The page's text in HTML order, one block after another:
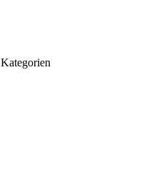
Kategorien